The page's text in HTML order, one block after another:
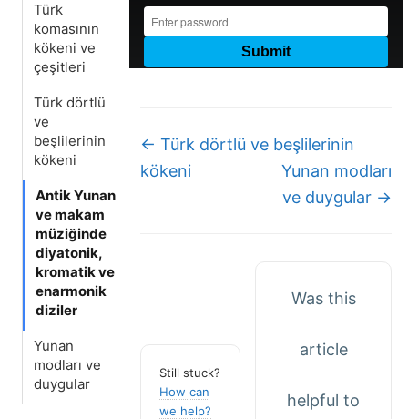
Türk
komasının
kökeni ve
çeşitleri
Türk dörtlü
ve
beşlilerinin
kökeni
Antik Yunan
ve makam
müziğinde
diyatonik,
kromatik ve
enarmonik
diziler
Yunan
modları ve
duygular
Doc
navigation
← Türk dörtlü ve beşlilerinin
kökeni
Yunan modları
ve duygular →
Still stuck?
How can
we help?
Was this
article
helpful to